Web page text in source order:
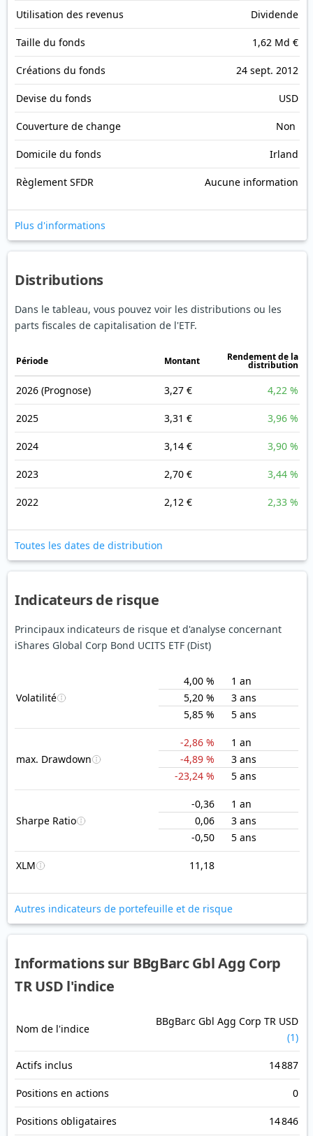
Utilisation des revenus Dividende
Taille du fonds 1,62 Md €
Créations du fonds 24 sept. 2012
Devise du fonds USD
Couverture de change Non
Domicile du fonds Irland
Règlement SFDR Aucune information
Plus d'informations
Distributions
Dans le tableau, vous pouvez voir les distributions ou les
parts fiscales de capitalisation de l'ETF.
Période Montant Rendement de la
distribution
2026 (Prognose) 3,27 € 4,22 %
2025 3,31 € 3,96 %
2024 3,14 € 3,90 %
2023 2,70 € 3,44 %
2022 2,12 € 2,33 %
Toutes les dates de distribution
Indicateurs de risque
Principaux indicateurs de risque et d'analyse concernant
iShares Global Corp Bond UCITS ETF (Dist)
Volatilité
4,00 %
1 an
5,20 %
3 ans
5,85 %
5 ans
max. Drawdown
-2,86 %
1 an
-4,89 %
3 ans
-23,24 %
5 ans
Sharpe Ratio
-0,36
1 an
0,06
3 ans
-0,50
5 ans
XLM 11,18
Autres indicateurs de portefeuille et de risque
Informations sur BBgBarc Gbl Agg Corp
TR USD l'indice
Nom de l'indice
BBgBarc Gbl Agg Corp TR USD
(1)
Actifs inclus 14 887
Positions en actions 0
Positions obligataires 14 846